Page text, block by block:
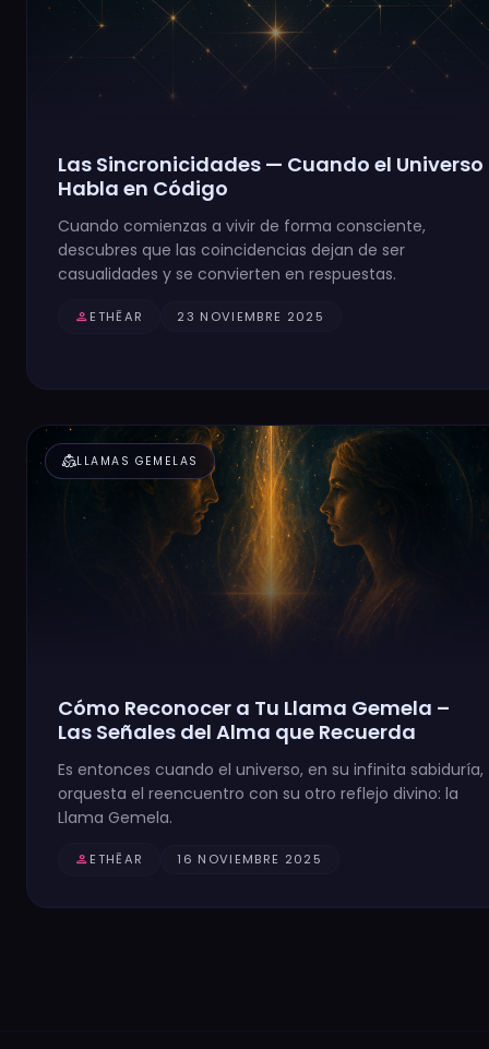
Las Sincronicidades — Cuando el Universo
Habla en Código
Cuando comienzas a vivir de forma consciente,
descubres que las coincidencias dejan de ser
casualidades y se convierten en respuestas.
personETHĒAR 23 NOVIEMBRE 2025
diversity_2LLAMAS GEMELAS
Cómo Reconocer a Tu Llama Gemela –
Las Señales del Alma que Recuerda
Es entonces cuando el universo, en su infinita sabiduría,
orquesta el reencuentro con su otro reflejo divino: la
Llama Gemela.
personETHĒAR 16 NOVIEMBRE 2025